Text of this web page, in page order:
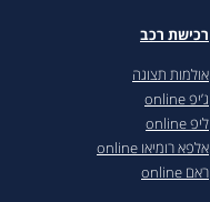
רכישת רכב
אולמות תצוגה
ג’יפ online
ליפ online
אלפא רומיאו online
ראם online